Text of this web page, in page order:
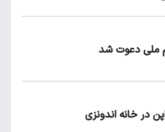
ملی دعوت شد
در خانه اندونزی